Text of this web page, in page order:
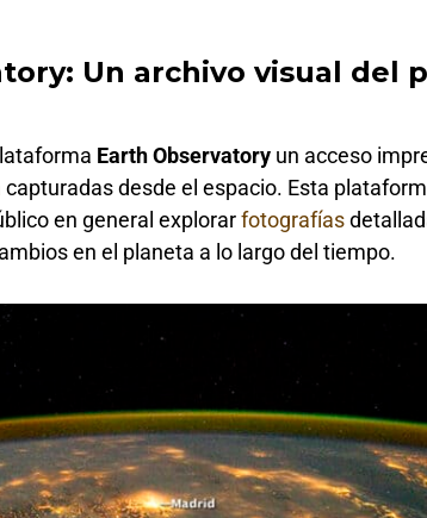
Un archivo visual del
Earth Observatory un acceso
capturadas desde el espacio. Esta
en general explorarfotografías
en el planeta a lo largo del tiempo.